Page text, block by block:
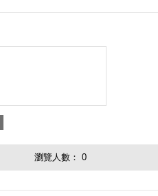
瀏覽人數： 0